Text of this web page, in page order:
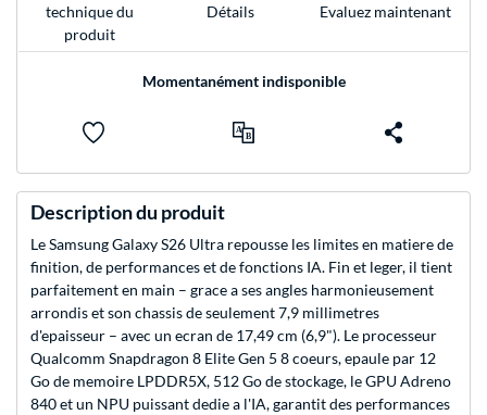
technique du
produit
Détails Evaluez maintenant
Momentanément indisponible
Description du produit
Le Samsung Galaxy S26 Ultra repousse les limites en matiere de
finition, de performances et de fonctions IA. Fin et leger, il tient
parfaitement en main – grace a ses angles harmonieusement
arrondis et son chassis de seulement 7,9 millimetres
d'epaisseur – avec un ecran de 17,49 cm (6,9"). Le processeur
Qualcomm Snapdragon 8 Elite Gen 5 8 coeurs, epaule par 12
Go de memoire LPDDR5X, 512 Go de stockage, le GPU Adreno
840 et un NPU puissant dedie a l'IA, garantit des performances